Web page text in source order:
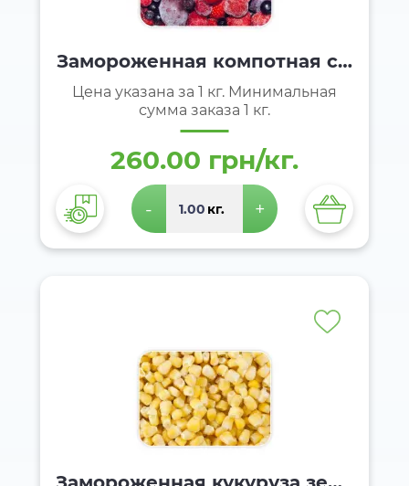
Замороженная компотная см
есь
Цена указана за 1 кг. Минимальная
сумма заказа 1 кг.
260.00 грн/кг.
- кг. +